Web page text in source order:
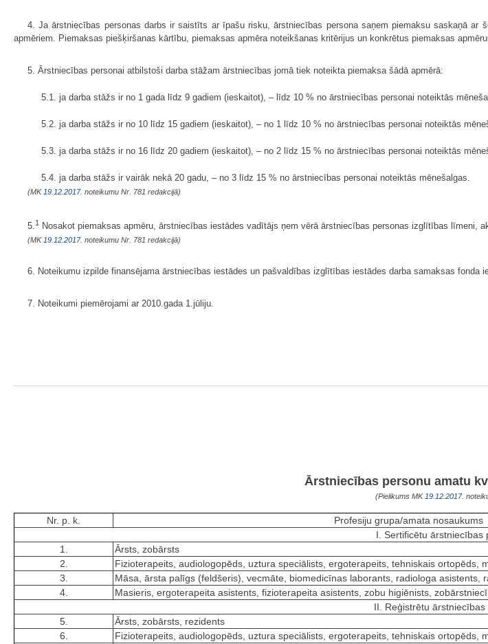
4. Ja ārstniecības personas darbs ir saistīts ar īpašu risku, ārstniecības persona saņem piemaksu saskaņā ar
apmēriem. Piemaksas piešķiršanas kārtību, piemaksas apmēra noteikšanas kritērijus un konkrētus piemaksas
5. Ārstniecības personai atbilstoši darba stāžam ārstniecības jomā tiek noteikta piemaksa šādā apmērā:
5.1. ja darba stāžs ir no 1 gada līdz 9 gadiem (ieskaitot), – līdz 10 % no ārstniecības personai noteiktās
5.2. ja darba stāžs ir no 10 līdz 15 gadiem (ieskaitot), – no 1 līdz 10 % no ārstniecības personai noteiktās
5.3. ja darba stāžs ir no 16 līdz 20 gadiem (ieskaitot), – no 2 līdz 15 % no ārstniecības personai noteiktās
5.4. ja darba stāžs ir vairāk nekā 20 gadu, – no 3 līdz 15 % no ārstniecības personai noteiktās mēnešalgas.
(MK 19.12.2017. noteikumu Nr. 781 redakcijā)
5. 1 Nosakot piemaksas apmēru, ārstniecības iestādes vadītājs ņem vērā ārstniecības personas izglītības līmeni,
(MK 19.12.2017. noteikumu Nr. 781 redakcijā)
6. Noteikumu izpilde finansējama ārstniecības iestādes un pašvaldības izglītības iestādes darba samaksas fonda
7. Noteikumi piemērojami ar 2010.gada 1.jūliju.
Ārstniecības personu amatu
(Pielikums MK 19.12.2017.
Nr. p. k. Profesiju grupa/amata nosaukums
I. Sertificētu ārstniecības
1.
Ārsts, zobārsts
2.
Fizioterapeits, audiologopēds, uztura speciālists, ergoterapeits, tehniskais ortopēds,
3.
Māsa, ārsta palīgs (feldšeris), vecmāte, biomedicīnas laborants, radiologa asistents,
4.
Masieris, ergoterapeita asistents, fizioterapeita asistents, zobu higiēnists,
II. Reģistrētu
5.
Ārsts, zobārsts, rezidents
6.
Fizioterapeits, audiologopēds, uztura speciālists, ergoterapeits, tehniskais ortopēds,